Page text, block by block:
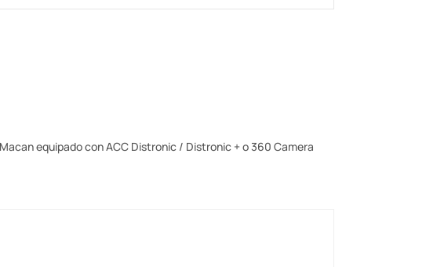
equipado con ACC Distronic / Distronic + o 360 Camera